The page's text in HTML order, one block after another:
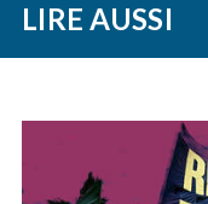
LIRE AUSSI